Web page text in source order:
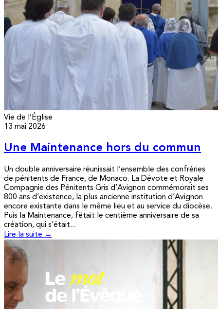
Vie de l’Église
13 mai 2026
Une Maintenance hors du commun
Un double anniversaire réunissait l’ensemble des confréries
de pénitents de France, de Monaco. La Dévote et Royale
Compagnie des Pénitents Gris d’Avignon commémorait ses
800 ans d’existence, la plus ancienne institution d’Avignon
encore existante dans le même lieu et au service du diocèse.
Puis la Maintenance, fêtait le centième anniversaire de sa
création, qui s’était...
Lire la suite →